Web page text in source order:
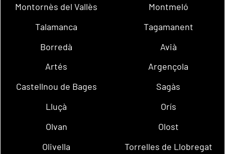
Montornès del Vallès
Montmeló
Talamanca
Tagamanent
Borredà
Avià
Artés
Argençola
Castellnou de Bages
Sagàs
Lluçà
Orís
Olvan
Olost
Olivella
Torrelles de Llobregat